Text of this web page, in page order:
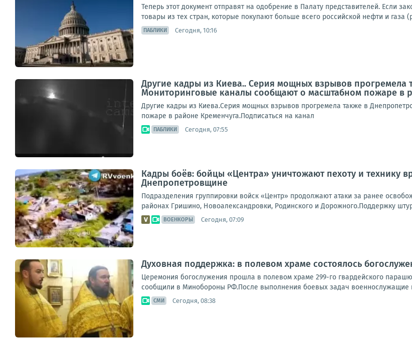
Теперь этот документ отправят на одобрение в Палату представителей. Если
товары из тех стран, которые покупают больше всего российской нефти и газа
ПАБЛИКИ Сегодня, 10:16
Другие кадры из Киева.. Серия мощных взрывов прогремела
Мониторинговые каналы сообщают о масштабном пожаре в
Другие кадры из Киева.Серия мощных взрывов прогремела также в
пожаре в районе Кременчуга.Подписаться на канал
ПАБЛИКИ Сегодня, 07:55
Кадры боёв: бойцы «Центра» уничтожают пехоту и технику
Днепропетровщине
Подразделения группировки войск «Центр» продолжают атаки за ранее
районах Гришино, Новоалександровки, Родинского и Дорожного.Поддержку
ВОЕНКОРЫ Сегодня, 07:09
Духовная поддержка: в полевом храме состоялось
Церемония богослужения прошла в полевом храме 299-го гвардейского
сообщили в Минобороны РФ.После выполнения боевых задач военнослужащие
СМИ Сегодня, 08:38